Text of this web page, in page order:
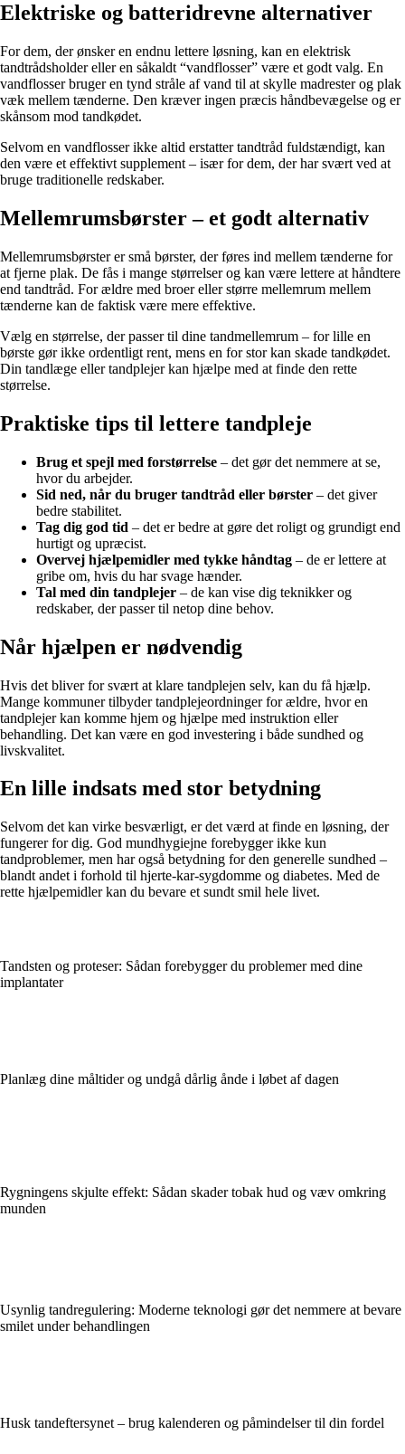
Elektriske og batteridrevne alternativer
For dem, der ønsker en endnu lettere løsning, kan en elektrisk
tandtrådsholder eller en såkaldt “vandflosser” være et godt valg. En
vandflosser bruger en tynd stråle af vand til at skylle madrester og plak
væk mellem tænderne. Den kræver ingen præcis håndbevægelse og er
skånsom mod tandkødet.
Selvom en vandflosser ikke altid erstatter tandtråd fuldstændigt, kan
den være et effektivt supplement – især for dem, der har svært ved at
bruge traditionelle redskaber.
Mellemrumsbørster – et godt alternativ
Mellemrumsbørster er små børster, der føres ind mellem tænderne for
at fjerne plak. De fås i mange størrelser og kan være lettere at håndtere
end tandtråd. For ældre med broer eller større mellemrum mellem
tænderne kan de faktisk være mere effektive.
Vælg en størrelse, der passer til dine tandmellemrum – for lille en
børste gør ikke ordentligt rent, mens en for stor kan skade tandkødet.
Din tandlæge eller tandplejer kan hjælpe med at finde den rette
størrelse.
Praktiske tips til lettere tandpleje
Brug et spejl med forstørrelse – det gør det nemmere at se,
hvor du arbejder.
Sid ned, når du bruger tandtråd eller børster – det giver
bedre stabilitet.
Tag dig god tid – det er bedre at gøre det roligt og grundigt end
hurtigt og upræcist.
Overvej hjælpemidler med tykke håndtag – de er lettere at
gribe om, hvis du har svage hænder.
Tal med din tandplejer – de kan vise dig teknikker og
redskaber, der passer til netop dine behov.
Når hjælpen er nødvendig
Hvis det bliver for svært at klare tandplejen selv, kan du få hjælp.
Mange kommuner tilbyder tandplejeordninger for ældre, hvor en
tandplejer kan komme hjem og hjælpe med instruktion eller
behandling. Det kan være en god investering i både sundhed og
livskvalitet.
En lille indsats med stor betydning
Selvom det kan virke besværligt, er det værd at finde en løsning, der
fungerer for dig. God mundhygiejne forebygger ikke kun
tandproblemer, men har også betydning for den generelle sundhed –
blandt andet i forhold til hjerte-kar-sygdomme og diabetes. Med de
rette hjælpemidler kan du bevare et sundt smil hele livet.
Tandsten og proteser: Sådan forebygger du problemer med dine
implantater
Planlæg dine måltider og undgå dårlig ånde i løbet af dagen
Rygningens skjulte effekt: Sådan skader tobak hud og væv omkring
munden
Usynlig tandregulering: Moderne teknologi gør det nemmere at bevare
smilet under behandlingen
Husk tandeftersynet – brug kalenderen og påmindelser til din fordel